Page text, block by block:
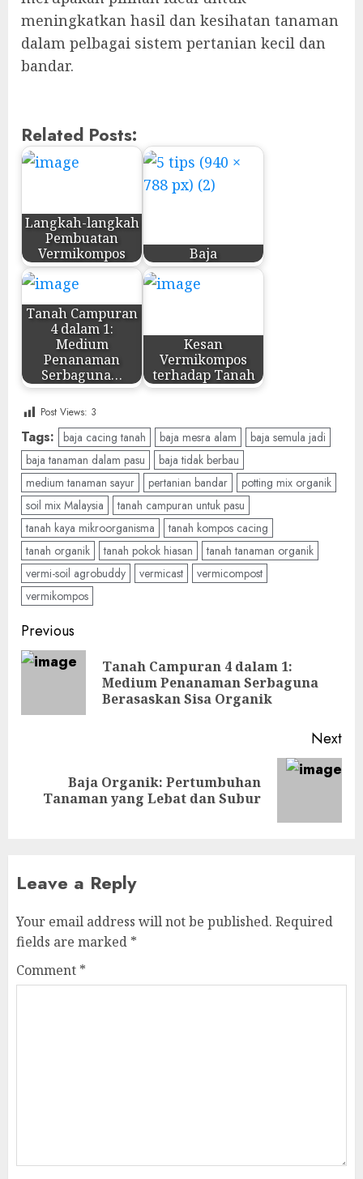
meningkatkan hasil dan kesihatan tanaman
dalam pelbagai sistem pertanian kecil dan
bandar.
Related Posts:
Langkah-langkah
Pembuatan
Vermikompos
Baja
Tanah Campuran
4 dalam 1:
Medium
Penanaman
Serbaguna…
Kesan
Vermikompos
terhadap Tanah
Post Views: 3
Tags: baja cacing tanah baja mesra alam
baja semula jadi
baja tanaman dalam pasu
baja tidak berbau
medium tanaman sayur
pertanian bandar
potting mix organik
soil mix Malaysia
tanah campuran untuk pasu
tanah kaya mikroorganisma
tanah kompos cacing
tanah organik
tanah pokok hiasan
tanah tanaman organik
vermi-soil agrobuddy
vermicast
vermicompost
vermikompos
Post
navigation
Previous
Tanah Campuran 4 dalam 1:
Medium Penanaman Serbaguna
Berasaskan Sisa Organik
Next
post:
Baja Organik: Pertumbuhan
Tanaman yang Lebat dan Subur
Leave a Reply
Your email address will not be published. Required
fields are marked *
Comment *